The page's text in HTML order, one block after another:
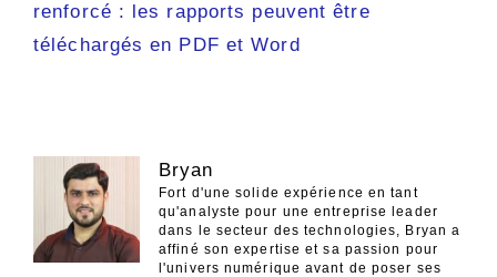
renforcé : les rapports peuvent être
téléchargés en PDF et Word
Bryan
Fort d'une solide expérience en tant
qu'analyste pour une entreprise leader
dans le secteur des technologies, Bryan a
affiné son expertise et sa passion pour
l'univers numérique avant de poser ses